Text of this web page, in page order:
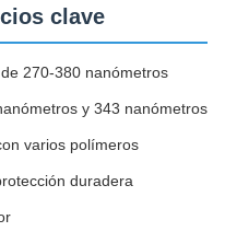
clave
270-380 nanómetros
y 343 nanómetros
varios polímeros
duradera